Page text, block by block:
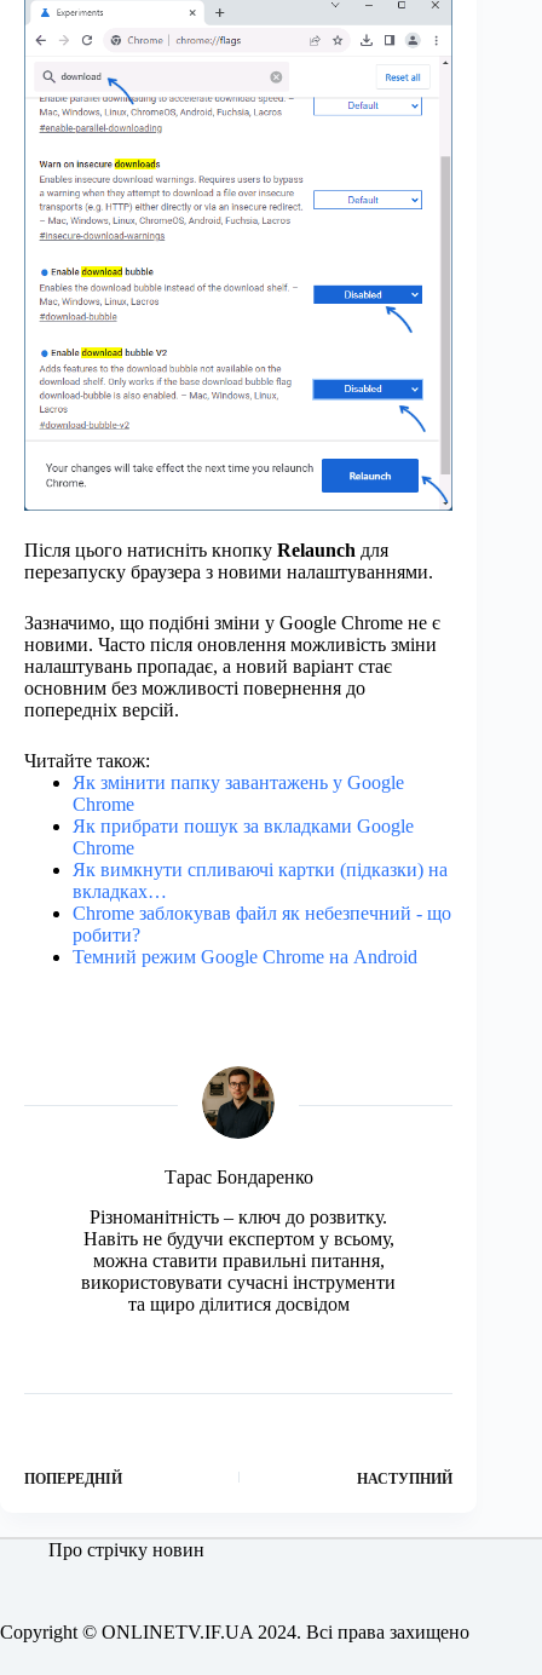
Після цього натисніть кнопку Relaunch для
перезапуску браузера з новими налаштуваннями.
Зазначимо, що подібні зміни у Google Chrome не є
новими. Часто після оновлення можливість зміни
налаштувань пропадає, а новий варіант стає
основним без можливості повернення до
попередніх версій.
Читайте також:
Як змінити папку завантажень у Google
Chrome
Як прибрати пошук за вкладками Google
Chrome
Як вимкнути спливаючі картки (підказки) на
вкладках…
Chrome заблокував файл як небезпечний - що
робити?
Темний режим Google Chrome на Android
Тарас Бондаренко
Різноманітність – ключ до розвитку.
Навіть не будучи експертом у всьому,
можна ставити правильні питання,
використовувати сучасні інструменти
та щиро ділитися досвідом
ПОПЕРЕДНІЙ НАСТУПНИЙ
Про стрічку новин
Copyright © ONLINETV.IF.UA 2024. Всі права захищено